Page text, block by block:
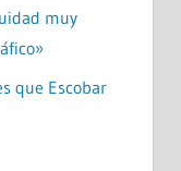
muy
que Escobar